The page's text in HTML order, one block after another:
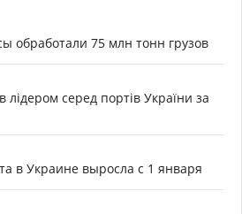
обработали 75 млн тонн грузов
лідером серед портів України за
в Украине выросла с 1 января